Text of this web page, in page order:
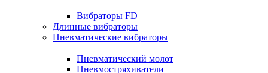
Вибраторы FD
Длинные вибраторы
Пневматические вибраторы
Пневматический молот
Пневмостряхиватели